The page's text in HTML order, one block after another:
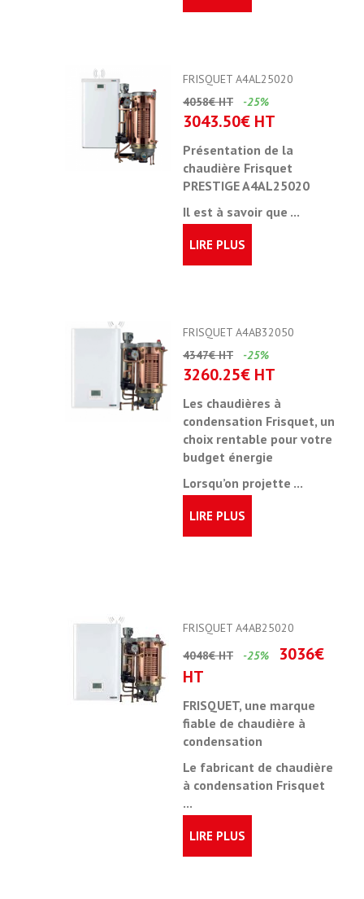
FRISQUET A4AL25020
4058€ HT
-25%
3043.50€ HT
Présentation de la
chaudière Frisquet
PRESTIGE A4AL25020
Il est à savoir que ...
LIRE PLUS
FRISQUET A4AB32050
4347€ HT
-25%
3260.25€ HT
Les chaudières à
condensation Frisquet, un
choix rentable pour votre
budget énergie
Lorsqu’on projette ...
LIRE PLUS
FRISQUET A4AB25020
4048€ HT
-25%
3036€
HT
FRISQUET, une marque
fiable de chaudière à
condensation
Le fabricant de chaudière
à condensation Frisquet
...
LIRE PLUS